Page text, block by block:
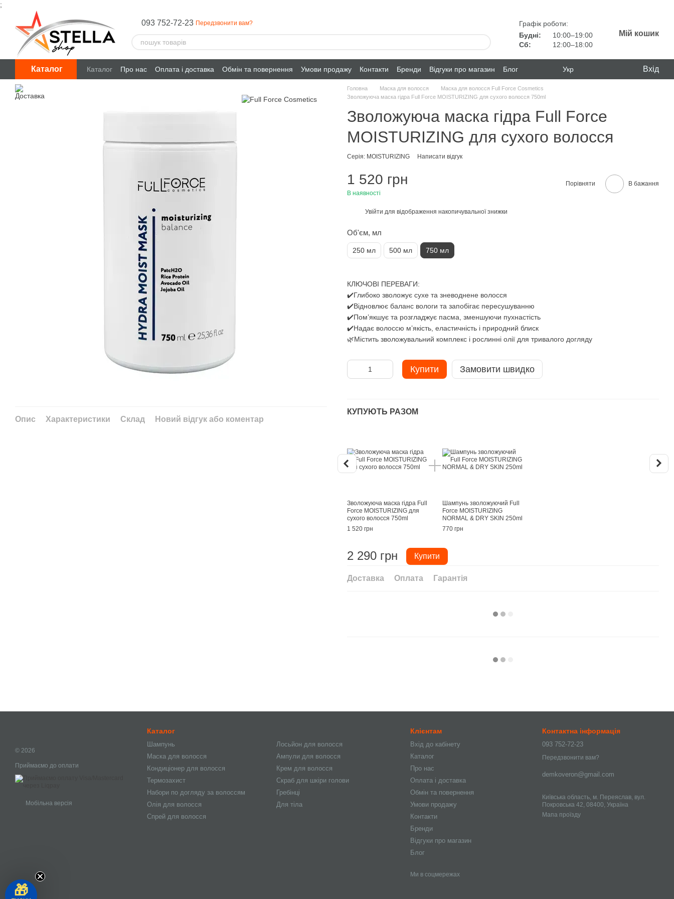
;
Перейти до основного контенту
093 752-72-23 Передзвонити вам?
Графік роботи:
Будні:
10:00–19:00
Сб:
12:00–18:00
Мій кошик
Каталог Каталог Про нас Оплата і доставка Обмін та повернення Умови продажу Контакти Бренди Відгуки про магазин Блог Укр Вхід
Опис Характеристики Склад Новий відгук або коментар
Головна Маска для волосся
Маска для волосся Full Force Cosmetics
Зволожуюча маска гідра Full Force MOISTURIZING для сухого волосся 750ml
Зволожуюча маска гідра Full Force
MOISTURIZING для сухого волосся
Серія: MOISTURIZING Написати відгук
1 520 грн
В наявності
Порівняти В бажання
Увійти для відображення накопичувальної знижки
Об'єм, мл
250 мл 500 мл 750 мл
КЛЮЧОВІ ПЕРЕВАГИ:
✔️Глибоко зволожує сухе та зневоднене волосся
✔️Відновлює баланс вологи та запобігає пересушуванню
✔️Пом’якшує та розгладжує пасма, зменшуючи пухнастість
✔️Надає волоссю м’якість, еластичність і природний блиск
🌿Містить зволожувальний комплекс і рослинні олії для тривалого догляду
Купити Замовити швидко
КУПУЮТЬ РАЗОМ
Зволожуюча маска гідра Full
Force MOISTURIZING для
сухого волосся 750ml
1 520 грн
Шампунь зволожуючий Full
Force MOISTURIZING
NORMAL & DRY SKIN 250ml
770 грн
2 290 грн Купити
Доставка Оплата Гарантія
© 2026
Приймаємо до оплати
Мобільна версія
Каталог
Шампунь
Маска для волосся
Кондиціонер для волосся
Термозахист
Набори по догляду за волоссям
Олія для волосся
Спрей для волосся
Лосьйон для волосся
Ампули для волосся
Крем для волосся
Скраб для шкіри голови
Гребінці
Для тіла
Клієнтам
Вхід до кабінету
Каталог
Про нас
Оплата і доставка
Обмін та повернення
Умови продажу
Контакти
Бренди
Відгуки про магазин
Блог
Ми в соцмережах
Контактна інформація
093 752-72-23
Передзвонити вам?
demkoveron@gmail.com
Київська область, м. Переяслав, вул.
Покровська 42, 08400, Україна
Мапа проїзду
🎁